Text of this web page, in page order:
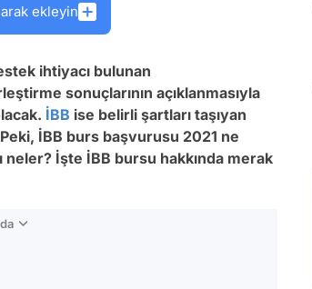
ekleyin
ihtiyacı bulunan
sonuçlarının açıklanmasıyla
İBB ise belirli şartları taşıyan
İBB burs başvurusu 2021 ne
İşte İBB bursu hakkında merak